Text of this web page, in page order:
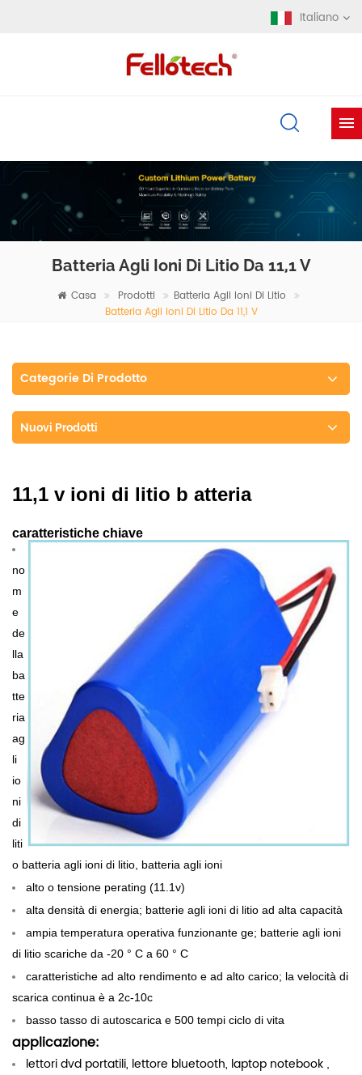
Italiano
Batteria Agli Ioni Di Litio Da 11,1 V
Casa Prodotti
Batteria Agli Ioni Di Litio
Batteria Agli Ioni Di Litio Da 11,1 V
Categorie Di Prodotto
Nuovi Prodotti
11,1 v ioni di litio b atteria
caratteristiche chiave
no
m
e
de
lla
ba
tte
ria
ag
li
io
ni
di
liti
o batteria agli ioni di litio, batteria agli ioni
alto o tensione perating (11.1v)
alta densità di energia; batterie agli ioni di litio ad alta capacità
ampia temperatura operativa funzionante ge; batterie agli ioni
di litio scariche da -20 ° C a 60 ° C
caratteristiche ad alto rendimento e ad alto carico; la velocità di
scarica continua è a 2c-10c
basso tasso di autoscarica e 500 tempi ciclo di vita
applicazione:
lettori dvd portatili, lettore bluetooth, laptop notebook